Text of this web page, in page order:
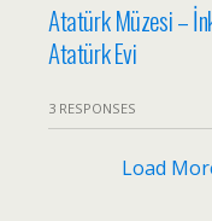
Atatürk Müzesi –
Atatürk Evi
3 RESPONSES
Load